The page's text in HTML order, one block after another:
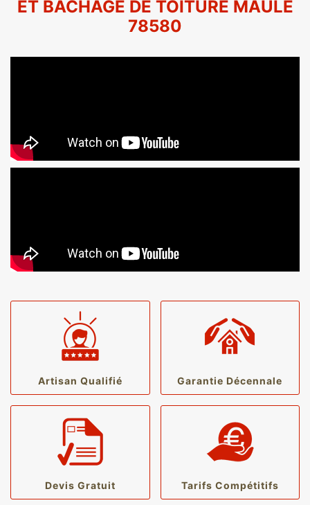
ET BÂCHAGE DE TOITURE MAULE
78580
Artisan Qualifié Garantie Décennale
Devis Gratuit Tarifs Compétitifs